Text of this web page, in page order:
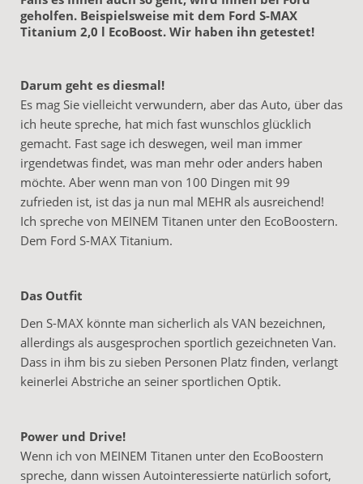
geholfen. Beispielsweise mit dem Ford S-MAX
Titanium 2,0 l EcoBoost. Wir haben ihn getestet!
Darum geht es diesmal!
Es mag Sie vielleicht verwundern, aber das Auto, über das
ich heute spreche, hat mich fast wunschlos glücklich
gemacht. Fast sage ich deswegen, weil man immer
irgendetwas findet, was man mehr oder anders haben
möchte. Aber wenn man von 100 Dingen mit 99
zufrieden ist, ist das ja nun mal MEHR als ausreichend!
Ich spreche von MEINEM Titanen unter den EcoBoostern.
Dem Ford S-MAX Titanium.
Das Outfit
Den S-MAX könnte man sicherlich als VAN bezeichnen,
allerdings als ausgesprochen sportlich gezeichneten Van.
Dass in ihm bis zu sieben Personen Platz finden, verlangt
keinerlei Abstriche an seiner sportlichen Optik.
Power und Drive!
Wenn ich von MEINEM Titanen unter den EcoBoostern
spreche, dann wissen Autointeressierte natürlich sofort,